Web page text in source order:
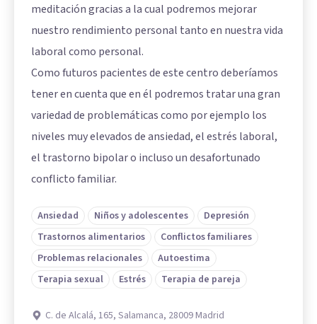
meditación gracias a la cual podremos mejorar
nuestro rendimiento personal tanto en nuestra vida
laboral como personal.
Como futuros pacientes de este centro deberíamos
tener en cuenta que en él podremos tratar una gran
variedad de problemáticas como por ejemplo los
niveles muy elevados de ansiedad, el estrés laboral,
el trastorno bipolar o incluso un desafortunado
conflicto familiar.
Ansiedad Niños y adolescentes
Depresión
Trastornos alimentarios
Conflictos familiares
Problemas relacionales
Autoestima
Terapia sexual
Estrés Terapia de pareja
C. de Alcalá, 165, Salamanca, 28009 Madrid